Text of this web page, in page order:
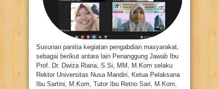
Susunan panitia kegiatan pengabdian masyarakat,
sebagai berikut antara lain Penanggung Jawab Ibu
Prof. Dr. Dwiza Riana, S.Si, MM, M.Kom selaku
Rektor Universitas Nusa Mandiri, Ketua Pelaksana
Ibu Sartini, M.Kom, Tutor Ibu Retno Sari, M.Kom,